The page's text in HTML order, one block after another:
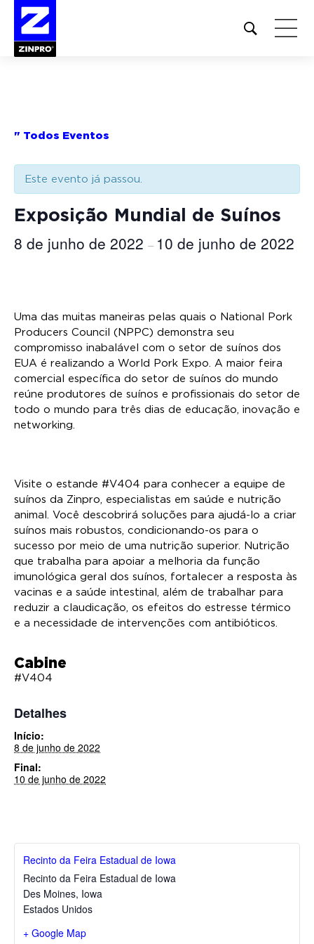
Open
site
" Todos Eventos
Este evento já passou.
Exposição Mundial de Suínos
8 de junho de 2022 – 10 de junho de 2022
Uma das muitas maneiras pelas quais o National Pork
Producers Council (NPPC) demonstra seu
compromisso inabalável com o setor de suínos dos
EUA é realizando a World Pork Expo. A maior feira
comercial específica do setor de suínos do mundo
reúne produtores de suínos e profissionais do setor de
todo o mundo para três dias de educação, inovação e
networking.
Visite o estande #V404 para conhecer a equipe de
suínos da Zinpro, especialistas em saúde e nutrição
animal. Você descobrirá soluções para ajudá-lo a criar
suínos mais robustos, condicionando-os para o
sucesso por meio de uma nutrição superior. Nutrição
que trabalha para apoiar a melhoria da função
imunológica geral dos suínos, fortalecer a resposta às
vacinas e a saúde intestinal, além de trabalhar para
reduzir a claudicação, os efeitos do estresse térmico
e a necessidade de intervenções com antibióticos.
Cabine
#V404
Detalhes
Início:
8 de junho de 2022
Final:
10 de junho de 2022
Recinto da Feira Estadual de Iowa
Recinto da Feira Estadual de Iowa
Des Moines, Iowa
Estados Unidos
+ Google Map